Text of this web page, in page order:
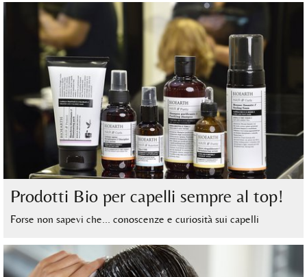
Prodotti Bio per capelli sempre al top!
Forse non sapevi che… conoscenze e curiosità sui capelli